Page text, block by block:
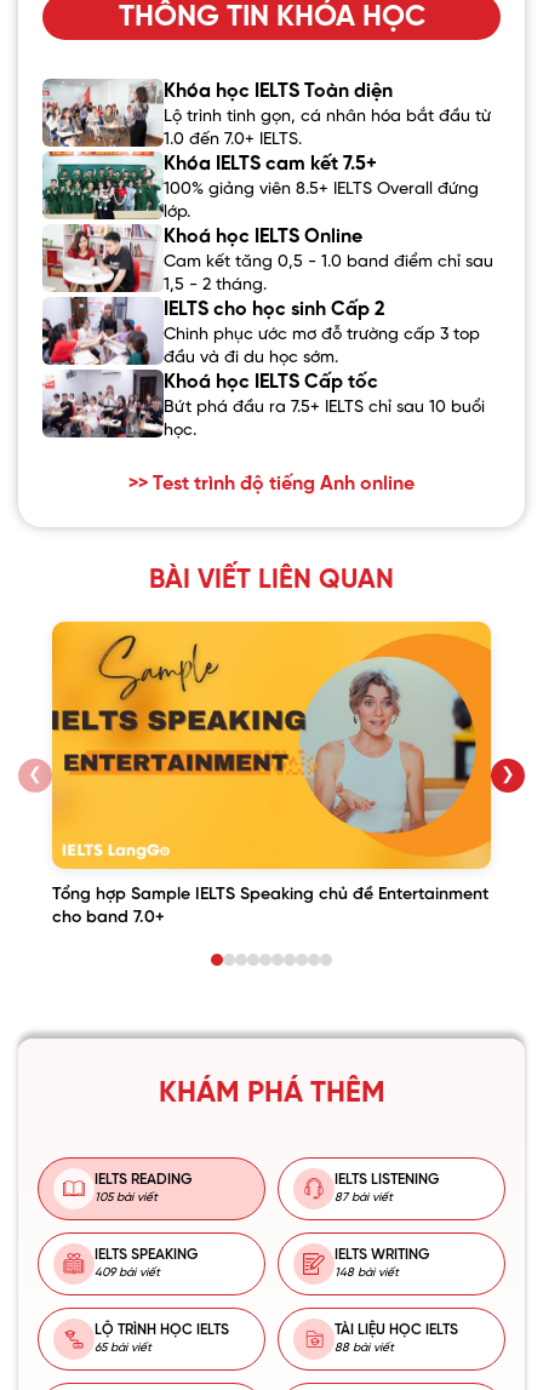
THÔNG TIN KHÓA HỌC
Khóa học IELTS Toàn diện
Lộ trình tinh gọn, cá nhân hóa bắt đầu từ
1.0 đến 7.0+ IELTS.
Khóa IELTS cam kết 7.5+
100% giảng viên 8.5+ IELTS Overall đứng
lớp.
Khoá học IELTS Online
Cam kết tăng 0,5 - 1.0 band điểm chỉ sau
1,5 - 2 tháng.
IELTS cho học sinh Cấp 2
Chinh phục ước mơ đỗ trường cấp 3 top
đầu và đi du học sớm.
Khoá học IELTS Cấp tốc
Bứt phá đầu ra 7.5+ IELTS chỉ sau 10 buổi
học.
>> Test trình độ tiếng Anh online
BÀI VIẾT LIÊN QUAN
❮
Tổng hợp Sample IELTS Speaking chủ đề Entertainment
cho band 7.0+
❯
KHÁM PHÁ THÊM
IELTS READING
105 bài viết
IELTS LISTENING
87 bài viết
IELTS SPEAKING
409 bài viết
IELTS WRITING
148 bài viết
LỘ TRÌNH HỌC IELTS
65 bài viết
TÀI LIỆU HỌC IELTS
88 bài viết